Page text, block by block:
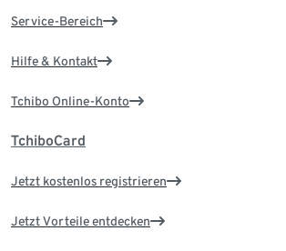
Service-Bereich
Hilfe & Kontakt
Tchibo Online-Konto
TchiboCard
Jetzt kostenlos registrieren
Jetzt Vorteile entdecken